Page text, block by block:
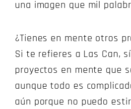
una imagen que mil
¿Tienes en mente otros
Si te refieres a Las Can,
proyectos en mente que
aunque todo es
aún porque no puedo